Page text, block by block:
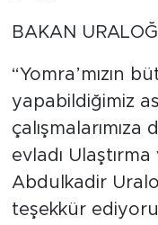
BAKAN
“Yomra’mızın
yapabildiğimiz
evladı Ulaştırma
Abdulkadir
teşekkür